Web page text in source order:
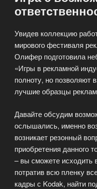
Увидев коллекцию
мирового фестиваля
Олифер подготовила
«Игры в рекламной
полноту, но позволяют
лучшие образцы
Давайте обсудим
ослышались, именно
возникает резонный
приобретения данного
– вы сможете исходить
потратив всю пленку
кадры с Kodak, найти